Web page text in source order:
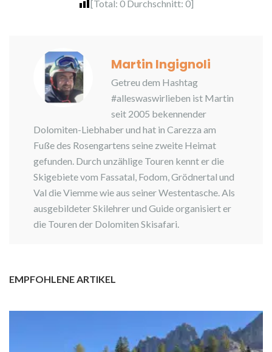
[Total: 0 Durchschnitt: 0]
Martin Ingignoli
Getreu dem Hashtag
#alleswaswirlieben ist Martin
seit 2005 bekennender
Dolomiten-Liebhaber und hat in Carezza am
Fuße des Rosengartens seine zweite Heimat
gefunden. Durch unzählige Touren kennt er die
Skigebiete vom Fassatal, Fodom, Grödnertal und
Val die Viemme wie aus seiner Westentasche. Als
ausgebildeter Skilehrer und Guide organisiert er
die Touren der Dolomiten Skisafari.
EMPFOHLENE ARTIKEL